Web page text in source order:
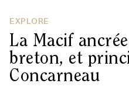
EXPLORE
La Macif
breton, et
Concarneau